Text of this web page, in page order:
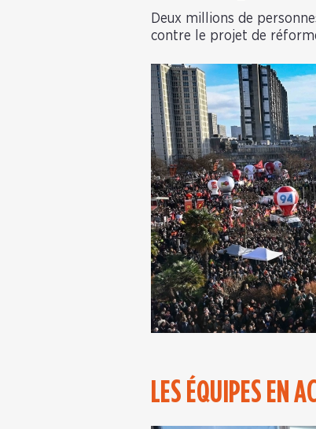
Deux millions de
contre le projet de
LES ÉQUIPES EN